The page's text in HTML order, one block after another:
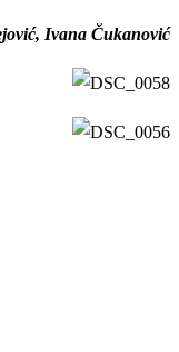
Ivana Čukanović